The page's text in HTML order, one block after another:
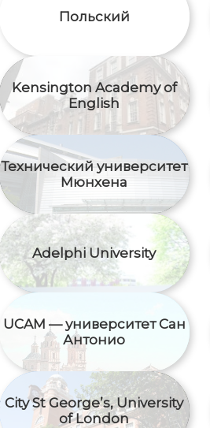
Польский
Kensington Academy of
English
Технический университет
Мюнхена
Adelphi University
UCAM — университет Сан
Антонио
City St George’s, University
of London